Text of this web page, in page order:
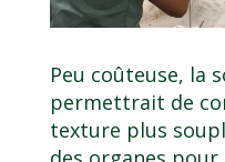
Peu coûteuse, la
permettrait de
texture plus